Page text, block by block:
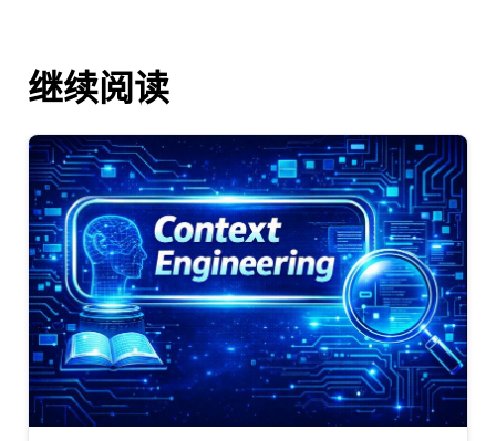
继续阅读